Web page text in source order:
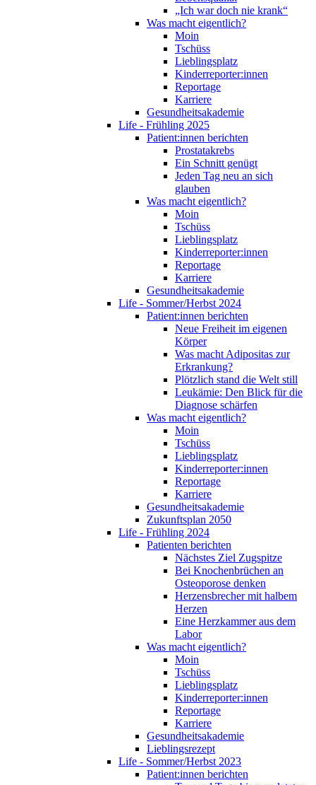
„Ich war doch nie krank“
Was macht eigentlich?
Moin
Tschüss
Lieblingsplatz
Kinderreporter:innen
Reportage
Karriere
Gesundheitsakademie
Life - Frühling 2025
Patient:innen berichten
Prostatakrebs
Ein Schnitt genügt
Jeden Tag neu an sich
glauben
Was macht eigentlich?
Moin
Tschüss
Lieblingsplatz
Kinderreporter:innen
Reportage
Karriere
Gesundheitsakademie
Life - Sommer/Herbst 2024
Patient:innen berichten
Neue Freiheit im eigenen
Körper
Was macht Adipositas zur
Erkrankung?
Plötzlich stand die Welt still
Leukämie: Den Blick für die
Diagnose schärfen
Was macht eigentlich?
Moin
Tschüss
Lieblingsplatz
Kinderreporter:innen
Reportage
Karriere
Gesundheitsakademie
Zukunftsplan 2050
Life - Frühling 2024
Patienten berichten
Nächstes Ziel Zugspitze
Bei Knochenbrüchen an
Osteoporose denken
Herzensbrecher mit halbem
Herzen
Eine Herzkammer aus dem
Labor
Was macht eigentlich?
Moin
Tschüss
Lieblingsplatz
Kinderreporter:innen
Reportage
Karriere
Gesundheitsakademie
Lieblingsrezept
Life - Sommer/Herbst 2023
Patient:innen berichten